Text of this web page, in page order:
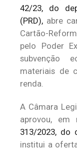
42/23, do
(PRD), abre
Cartão-
pelo Poder
subvenção
materiais de
renda.
A Câmara
aprovou, em
313/2023, do
institui a